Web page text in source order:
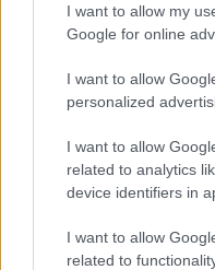
I want to allow my
Google for online
I want to allow
personalized
I want to allow
related to analytics
device identifiers in
I want to allow
related to
AMERIKÁBAN
https://
Kommentek: